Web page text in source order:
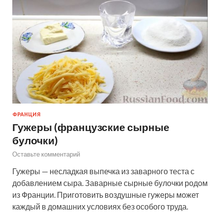
ФРАНЦИЯ
Гужеры (французские сырные
булочки)
Оставьте комментарий
Гужеры — несладкая выпечка из заварного теста с
добавлением сыра. Заварные сырные булочки родом
из Франции. Приготовить воздушные гужеры может
каждый в домашних условиях без особого труда.